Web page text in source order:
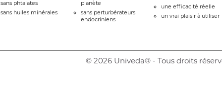
sans phtalates
sans huiles minérales
planète
sans perturbérateurs
endocriniens
une efficacité réelle
un vrai plaisir à utiliser
© 2026 Univeda® - Tous droits